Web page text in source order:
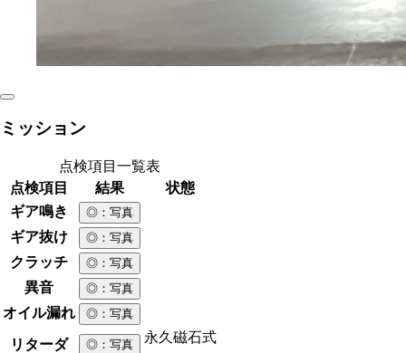
ミッション
点検項目一覧表
点検項目
結果
状態
ギア鳴き
◎ ：写真
ギア抜け ◎ ：写真
クラッチ ◎ ：写真
異音 ◎ ：写真
オイル漏れ ◎ ：写真
リターダ ◎ ：写真 永久磁石式